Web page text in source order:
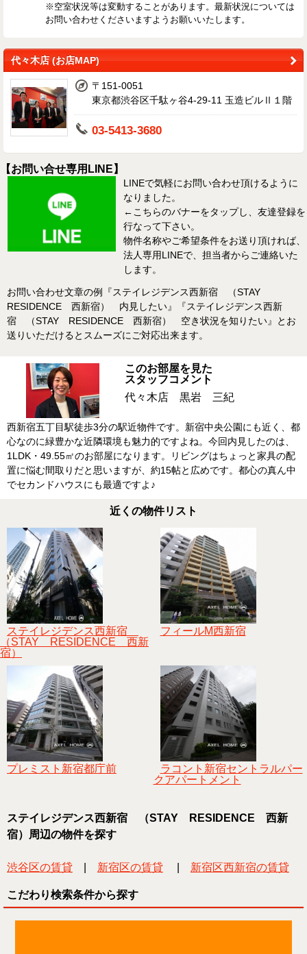
※空室状況等は変動することがあります。最新状況については
お問い合わせくださいますようお願いいたします。
代々木店 (お店MAP)
〒151-0051
東京都渋谷区千駄ヶ谷4-29-11 玉造ビルⅡ１階
03-5413-3680
【お問い合せ専用LINE】
LINEで気軽にお問い合わせ頂けるように
なりました。
←こちらのバナーをタップし、友達登録を
行なって下さい。
物件名称やご希望条件をお送り頂ければ、
法人専用LINEで、担当者からご連絡いた
します。
お問い合わせ文章の例『ステイレジデンス西新宿 （STAY
RESIDENCE 西新宿） 内見したい』『ステイレジデンス西新
宿 （STAY RESIDENCE 西新宿） 空き状況を知りたい』とお
送りいただけるとスムーズにご対応出来ます。
このお部屋を見た
スタッフコメント
代々木店 黒岩 三紀
西新宿五丁目駅徒歩3分の駅近物件です。新宿中央公園にも近く、都
心なのに緑豊かな近隣環境も魅力的ですよね。今回内見したのは、
1LDK・49.55㎡のお部屋になります。リビングはちょっと家具の配
置に悩む間取りだと思いますが、約15帖と広めです。都心の真ん中
でセカンドハウスにも最適ですよ♪
近くの物件リスト
ステイレジデンス西新宿
（STAY RESIDENCE 西新
宿）
フィールM西新宿
プレミスト新宿都庁前
ラコント新宿セントラルパー
クアパートメント
ステイレジデンス西新宿 （STAY RESIDENCE 西新
宿）周辺の物件を探す
渋谷区の賃貸 新宿区の賃貸 新宿区西新宿の賃貸
こだわり検索条件から探す